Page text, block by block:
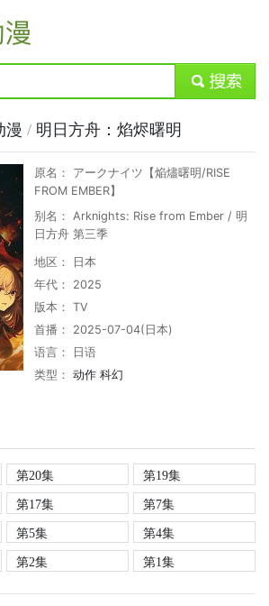
submit
漫 / 明日方舟：焰烬曙明
原名： アークナイツ【焔燼曙明/RISE
FROM EMBER】
别名： Arknights: Rise from Ember / 明
日方舟 第三季
地区： 日本
年代： 2025
版本： TV
首播： 2025-07-04(日本)
语言： 日语
类型：动作 科幻
第20集
第19集
第17集
第7集
第5集
第4集
第2集 第1集